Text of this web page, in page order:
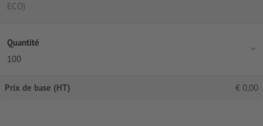
ECO)
Quantité
100
Prix de base (HT) € 0,00